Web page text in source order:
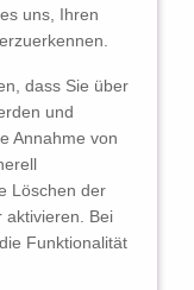
uns, Ihren
dass Sie über
und
Annahme von
Löschen der
aktivieren. Bei
Funktionalität